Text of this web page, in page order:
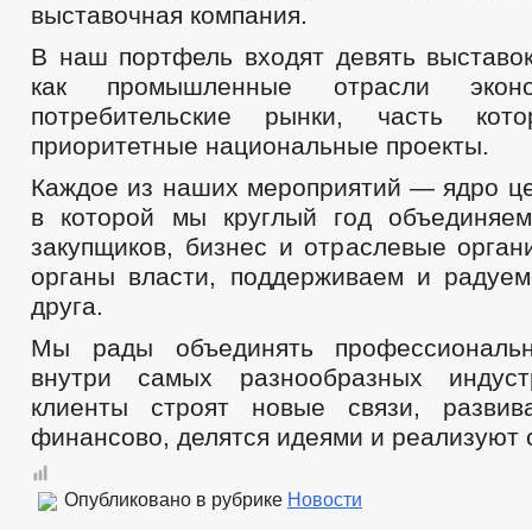
выставочная компания.
В наш портфель входят девять
как промышленные отрасли
потребительские рынки, часть
приоритетные национальные проекты.
Каждое из наших мероприятий — ядро
в которой мы круглый год
закупщиков, бизнес и отраслевые
органы власти, поддерживаем и
друга.
Мы рады объединять
внутри самых разнообразных
клиенты строят новые связи,
финансово, делятся идеями и реализуют
Опубликовано в рубрике Новости